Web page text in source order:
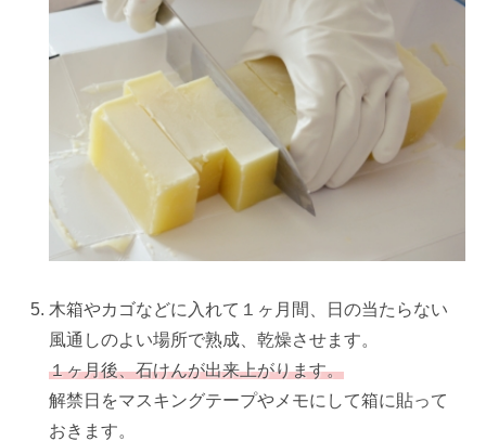
木箱やカゴなどに入れて１ヶ月間、日の当たらない
風通しのよい場所で熟成、乾燥させます。
１ヶ月後、石けんが出来上がります。
解禁日をマスキングテープやメモにして箱に貼って
おきます。